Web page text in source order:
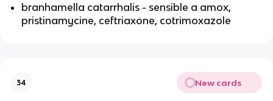
branhamella catarrhalis - sensible a amox,
pristinamycine, ceftriaxone, cotrimoxazole
34 New cards